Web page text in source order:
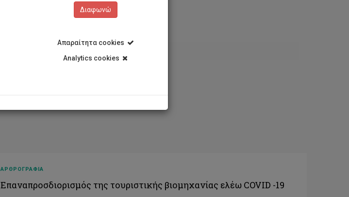
ΑΡΘΡΟΓΡΑΦΙΑ
Επαναπροσδιορισμός της τουριστικής βιομηχανίας ελέω COVID -19
Διαφωνώ
Απαραίτητα cookies
Analytics cookies